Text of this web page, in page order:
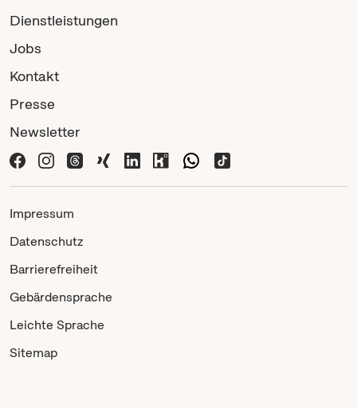
Dienstleistungen
Jobs
Kontakt
Presse
Newsletter
Impressum
Datenschutz
Barrierefreiheit
Gebärdensprache
Leichte Sprache
Sitemap